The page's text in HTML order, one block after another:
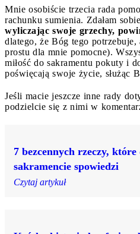
Mnie osobiście trzecia rada
rachunku sumienia. Zdałam
wyliczając swoje grzechy,
dlatego, że Bóg tego
prostu dla mnie pomocne).
miłość do sakramentu pokuty i
poświęcają swoje życie, służąc
Jeśli macie jeszcze inne rady
podzielcie się z nimi w
7 bezcennych rzeczy,
sakramencie spowiedzi
Czytaj artykuł